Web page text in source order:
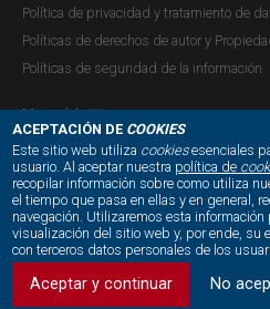
ACEPTACIÓN DE COOKIES
Este sitio web utiliza cookiesesenciales
usuario. Al aceptar nuestra política de
recopilar información sobre como utiliza
el tiempo que pasa en ellas y en general,
navegación. Utilizaremos esta
visualización del sitio web y, por ende, su
con terceros datos personales de los
Aceptar y continuar No
Política de privacidad y tratamiento de
Políticas de derechos de autor y
Políticas de seguridad de la información
Mapa del sitio
NUESTRAS